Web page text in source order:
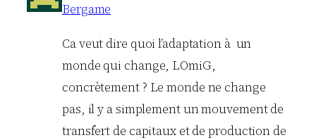
Bergame
Ca veut dire quoi l’adaptation à un
monde qui change, LOmiG,
concrètement ? Le monde ne change
pas, il y a simplement un mouvement de
transfert de capitaux et de production de